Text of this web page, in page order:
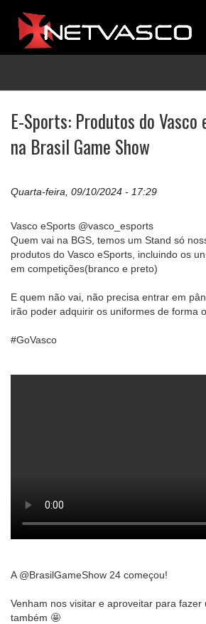
E-Sports: Produtos do Vasco
na Brasil Game Show
Quarta-feira, 09/10/2024 - 17:29
Vasco eSports @vasco_esports
Quem vai na BGS, temos um Stand só
produtos do Vasco eSports, incluindo os
em competições(branco e preto)
E quem não vai, não precisa entrar em
irão poder adquirir os uniformes de forma
#GoVasco
A @BrasilGameShow 24 começou!
Venham nos visitar e aproveitar para fazer
também 🤩